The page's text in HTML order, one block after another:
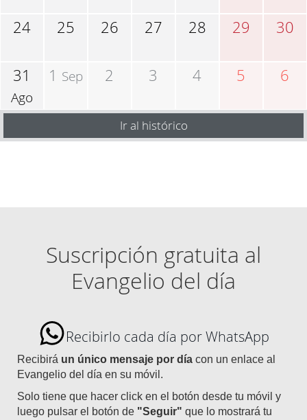
24 25 26 27 28 29 30
31
Ago
1 Sep 2 3 4 5 6
Ir al histórico
Suscripción gratuita al
Evangelio del día
Recibirlo cada día por WhatsApp
Recibirá un único mensaje por día con un enlace al
Evangelio del día en su móvil.
Solo tiene que hacer click en el botón desde tu móvil y
luego pulsar el botón de "Seguir" que lo mostrará tu